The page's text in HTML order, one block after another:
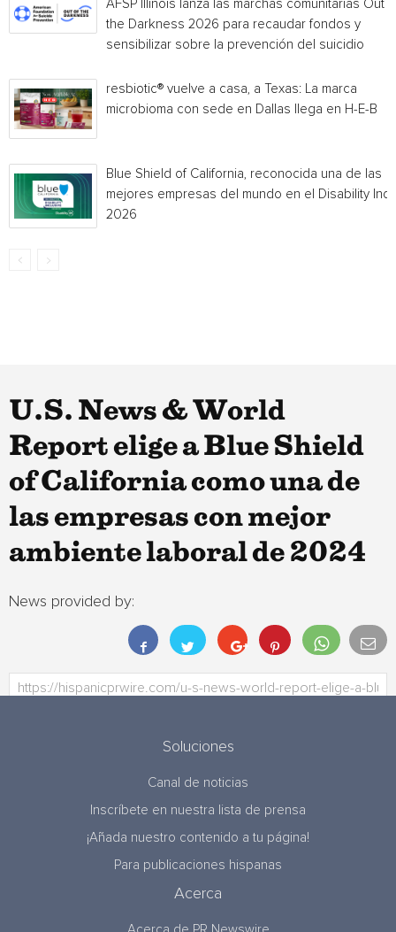
AFSP Illinois lanza las marchas comunitarias Out
the Darkness 2026 para recaudar fondos y
sensibilizar sobre la prevención del suicidio
resbiotic® vuelve a casa, a Texas: La marca
microbioma con sede en Dallas llega en H-E-B
Blue Shield of California, reconocida una de las
mejores empresas del mundo en el Disability
2026
U.S. News & World
Report elige a Blue Shield
of California como una de
las empresas con mejor
ambiente laboral de 2024
News provided by:
Soluciones
Canal de noticias
Inscríbete en nuestra lista de prensa
¡Añada nuestro contenido a tu página!
Para publicaciones hispanas
Acerca